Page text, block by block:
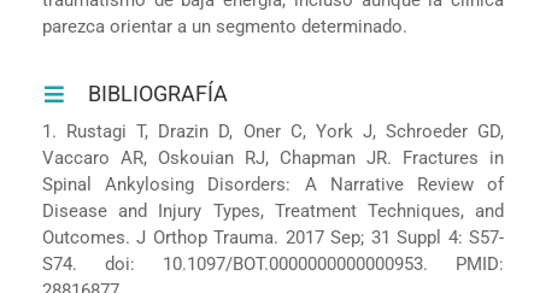
parezca orientar a un segmento determinado.
BIBLIOGRAFÍA
1. Rustagi T, Drazin D, Oner C, York J, Schroeder GD,
Vaccaro AR, Oskouian RJ, Chapman JR. Fractures in
Spinal Ankylosing Disorders: A Narrative Review of
Disease and Injury Types, Treatment Techniques, and
Outcomes. J Orthop Trauma. 2017 Sep; 31 Suppl 4: S57-
S74. doi: 10.1097/BOT.0000000000000953. PMID: